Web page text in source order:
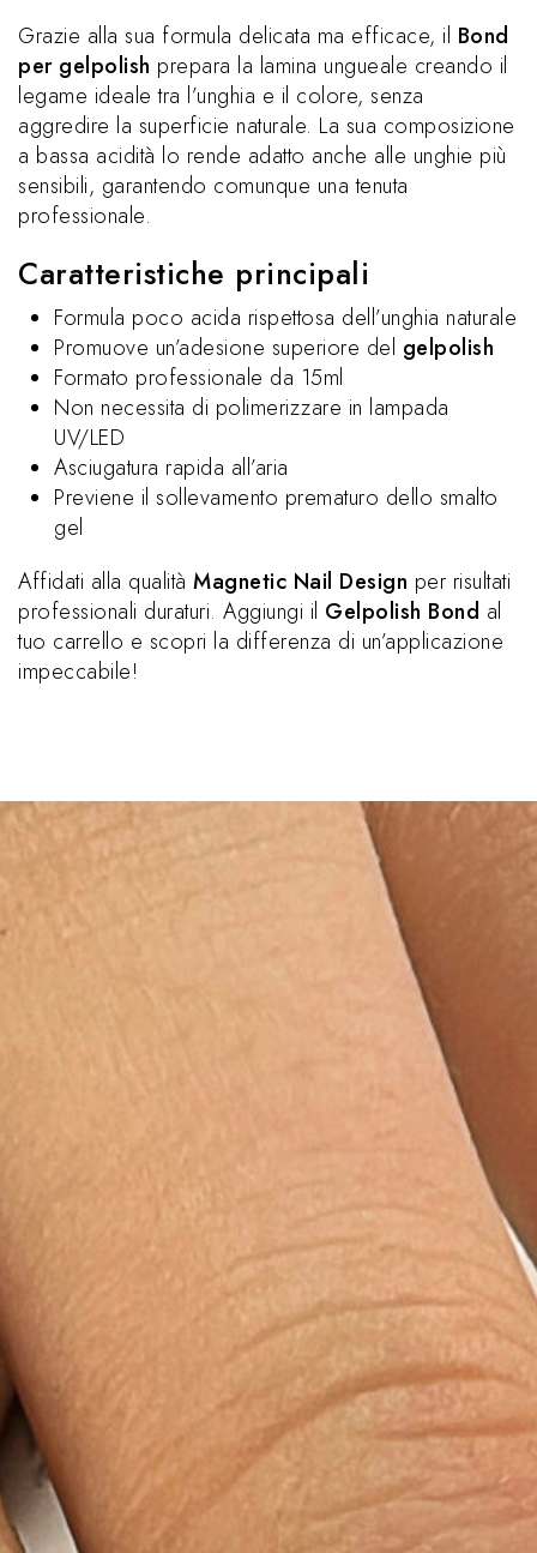
Grazie alla sua formula delicata ma efficace, il Bond
per gelpolish prepara la lamina ungueale creando il
legame ideale tra l’unghia e il colore, senza
aggredire la superficie naturale. La sua composizione
a bassa acidità lo rende adatto anche alle unghie più
sensibili, garantendo comunque una tenuta
professionale.
Caratteristiche principali
Formula poco acida rispettosa dell’unghia naturale
Promuove un’adesione superiore del gelpolish
Formato professionale da 15ml
Non necessita di polimerizzare in lampada
UV/LED
Asciugatura rapida all’aria
Previene il sollevamento prematuro dello smalto
gel
Affidati alla qualità Magnetic Nail Design per risultati
professionali duraturi. Aggiungi il Gelpolish Bond al
tuo carrello e scopri la differenza di un’applicazione
impeccabile!